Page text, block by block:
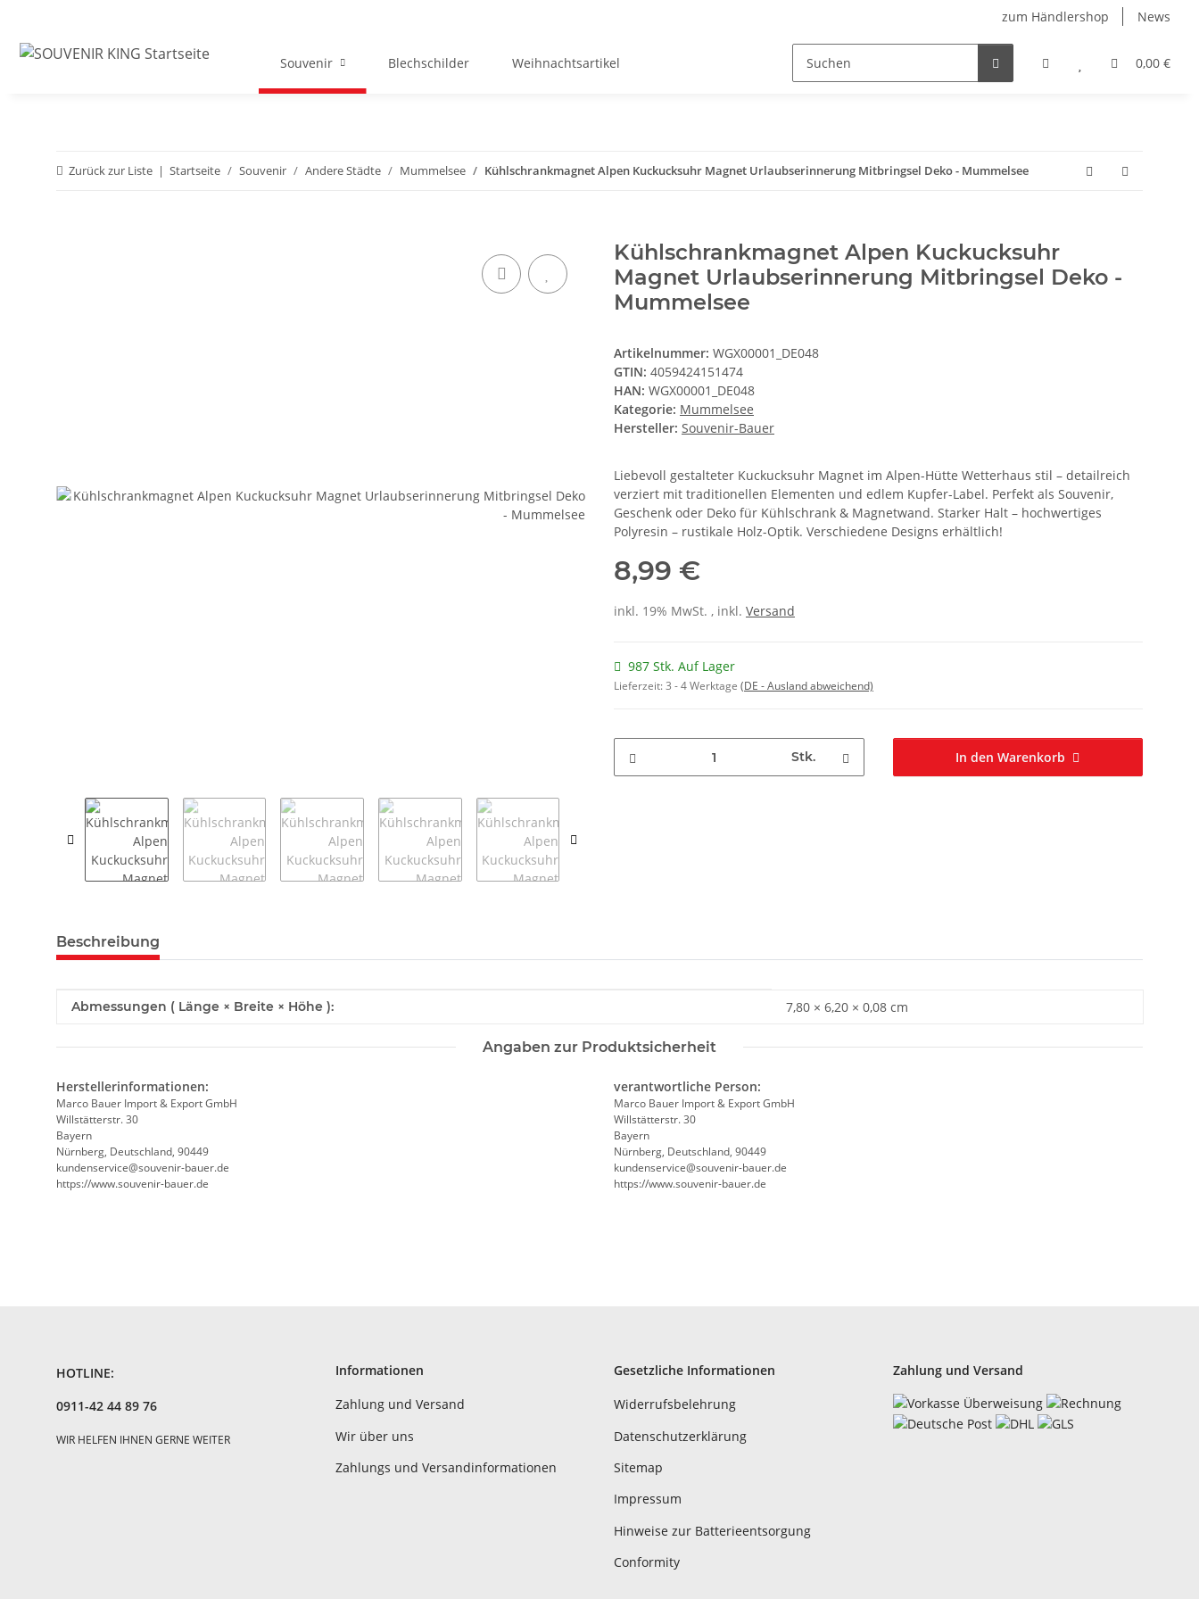
zum Händlershop News
0,00 €
Souvenir Blechschilder Weihnachtsartikel
Zurück zur Liste Startseite Souvenir Andere Städte Mummelsee Kühlschrankmagnet Alpen Kuckucksuhr Magnet Urlaubserinnerung Mitbringsel Deko - Mummelsee
Kühlschrankmagnet Alpen Kuckucksuhr
Magnet Urlaubserinnerung Mitbringsel Deko -
Mummelsee
Artikelnummer: WGX00001_DE048
GTIN: 4059424151474
HAN: WGX00001_DE048
Kategorie: Mummelsee
Hersteller: Souvenir-Bauer
Liebevoll gestalteter Kuckucksuhr Magnet im Alpen-Hütte Wetterhaus stil – detailreich
verziert mit traditionellen Elementen und edlem Kupfer-Label. Perfekt als Souvenir,
Geschenk oder Deko für Kühlschrank & Magnetwand. Starker Halt – hochwertiges
Polyresin – rustikale Holz-Optik. Verschiedene Designs erhältlich!
8,99 €
inkl. 19% MwSt. , inkl. Versand
987 Stk. Auf Lager
Lieferzeit:3 - 4 Werktage (DE - Ausland abweichend)
Stk. In den Warenkorb
weitere Registerkarten anzeigen
Beschreibung
Produkteigenschaft
Wert
Abmessungen ( Länge × Breite × Höhe ): 7,80 × 6,20 × 0,08 cm
Angaben zur Produktsicherheit
Herstellerinformationen:
Marco Bauer Import & Export GmbH
Willstätterstr. 30
Bayern
Nürnberg, Deutschland, 90449
kundenservice@souvenir-bauer.de
https://www.souvenir-bauer.de
verantwortliche Person:
Marco Bauer Import & Export GmbH
Willstätterstr. 30
Bayern
Nürnberg, Deutschland, 90449
kundenservice@souvenir-bauer.de
https://www.souvenir-bauer.de
HOTLINE:
0911-42 44 89 76
WIR HELFEN IHNEN GERNE WEITER
Informationen
Zahlung und Versand
Wir über uns
Zahlungs und Versandinformationen
Gesetzliche Informationen
Widerrufsbelehrung
Datenschutzerklärung
Sitemap
Impressum
Hinweise zur Batterieentsorgung
Conformity
Zahlung und Versand